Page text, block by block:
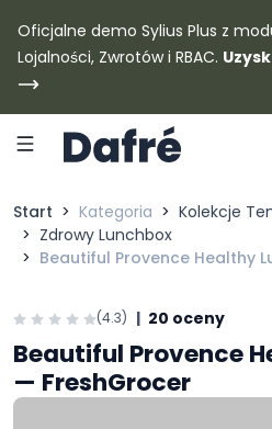
Dafre
Oficjalne demo Sylius Plus z
Lojalności, Zwrotów i RBAC.
Start
Kategoria
Kolekcje
Zdrowy Lunchbox
Beautiful Provence Healthy
(4.3) | 20 oceny
Beautiful Provence
— FreshGrocer